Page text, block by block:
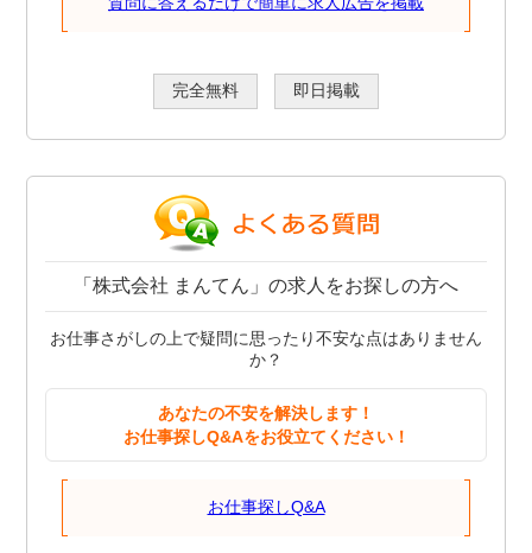
完全無料 即日掲載
「株式会社 まんてん」の求人をお探しの方へ
お仕事さがしの上で疑問に思ったり不安な点はありません
か？
あなたの不安を解決します！
お仕事探しQ&Aをお役立てください！
お仕事探しQ&A